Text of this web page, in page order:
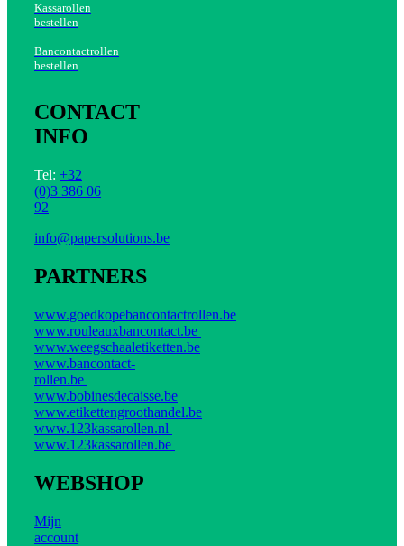
Kassarollen
bestellen
Bancontactrollen
bestellen
CONTACT
INFO
Tel: +32
(0)3 386 06
92
info@papersolutions.be
PARTNERS
www.goedkopebancontactrollen.be
www.rouleauxbancontact.be
www.weegschaaletiketten.be
www.bancontact-
rollen.be
www.bobinesdecaisse.be
www.etikettengroothandel.be
www.123kassarollen.nl
www.123kassarollen.be
WEBSHOP
Mijn
account